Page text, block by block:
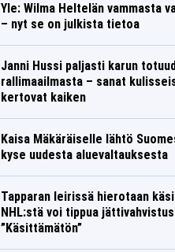
Yle: Wilma Heltelän vammasta
– nyt se on julkista tietoa
Janni Hussi paljasti karun
rallimaailmasta – sanat
kertovat kaiken
Kaisa Mäkäräiselle lähtö
kyse uudesta aluevaltauksesta
Tapparan leirissä hierotaan
NHL:stä voi tippua
”Käsittämätön”